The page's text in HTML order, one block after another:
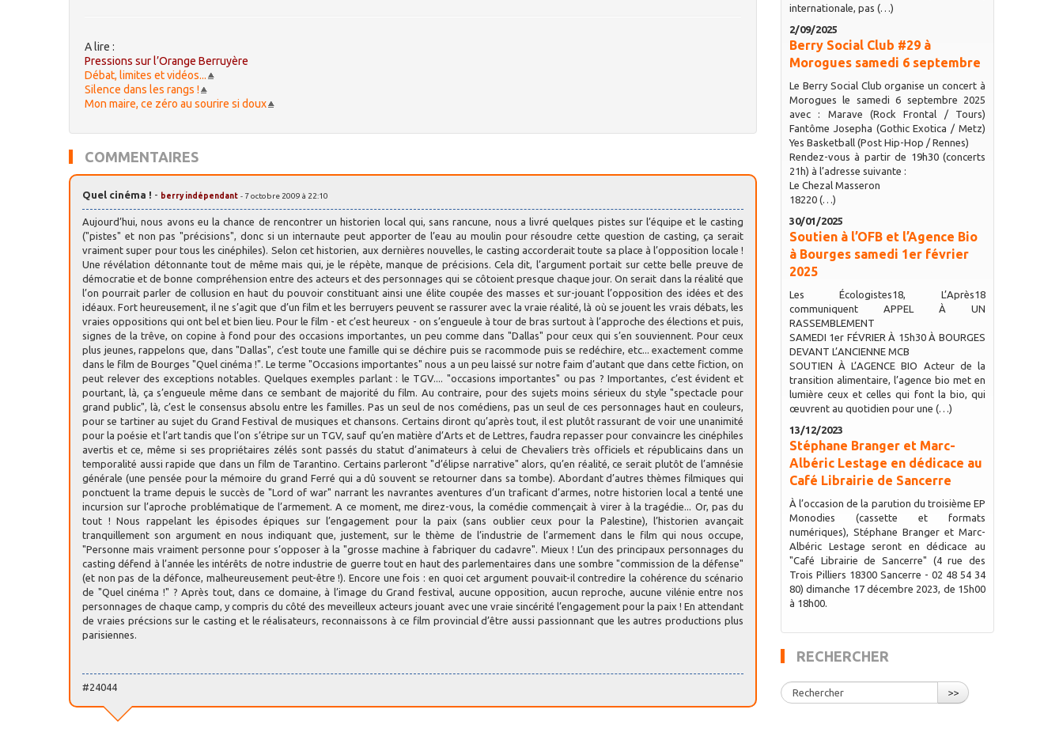
A lire :
Pressions sur l’Orange Berruyère
Débat, limites et vidéos...
Silence dans les rangs !
Mon maire, ce zéro au sourire si doux
COMMENTAIRES
Quel cinéma ! - berry indépendant - 7 octobre 2009 à 22:10
Aujourd’hui, nous avons eu la chance de rencontrer un historien local qui, sans rancune, nous a livré quelques pistes sur l’équipe et le casting
("pistes" et non pas "précisions", donc si un internaute peut apporter de l’eau au moulin pour résoudre cette question de casting, ça serait
vraiment super pour tous les cinéphiles). Selon cet historien, aux dernières nouvelles, le casting accorderait toute sa place à l’opposition locale !
Une révélation détonnante tout de même mais qui, je le répète, manque de précisions. Cela dit, l’argument portait sur cette belle preuve de
démocratie et de bonne compréhension entre des acteurs et des personnages qui se côtoient presque chaque jour. On serait dans la réalité que
l’on pourrait parler de collusion en haut du pouvoir constituant ainsi une élite coupée des masses et sur-jouant l’opposition des idées et des
idéaux. Fort heureusement, il ne s’agit que d’un film et les berruyers peuvent se rassurer avec la vraie réalité, là où se jouent les vrais débats, les
vraies oppositions qui ont bel et bien lieu. Pour le film - et c’est heureux - on s’engueule à tour de bras surtout à l’approche des élections et puis,
signes de la trêve, on copine à fond pour des occasions importantes, un peu comme dans "Dallas" pour ceux qui s’en souviennent. Pour ceux
plus jeunes, rappelons que, dans "Dallas", c’est toute une famille qui se déchire puis se racommode puis se redéchire, etc... exactement comme
dans le film de Bourges "Quel cinéma !". Le terme "Occasions importantes" nous a un peu laissé sur notre faim d’autant que dans cette fiction, on
peut relever des exceptions notables. Quelques exemples parlant : le TGV.... "occasions importantes" ou pas ? Importantes, c’est évident et
pourtant, là, ça s’engueule même dans ce sembant de majorité du film. Au contraire, pour des sujets moins sérieux du style "spectacle pour
grand public", là, c’est le consensus absolu entre les familles. Pas un seul de nos comédiens, pas un seul de ces personnages haut en couleurs,
pour se tartiner au sujet du Grand Festival de musiques et chansons. Certains diront qu’après tout, il est plutôt rassurant de voir une unanimité
pour la poésie et l’art tandis que l’on s’étripe sur un TGV, sauf qu’en matière d’Arts et de Lettres, faudra repasser pour convaincre les cinéphiles
avertis et ce, même si ses propriétaires zélés sont passés du statut d’animateurs à celui de Chevaliers très officiels et républicains dans un
temporalité aussi rapide que dans un film de Tarantino. Certains parleront "d’élipse narrative" alors, qu’en réalité, ce serait plutôt de l’amnésie
générale (une pensée pour la mémoire du grand Ferré qui a dû souvent se retourner dans sa tombe). Abordant d’autres thèmes filmiques qui
ponctuent la trame depuis le succès de "Lord of war" narrant les navrantes aventures d’un traficant d’armes, notre historien local a tenté une
incursion sur l’aproche problématique de l’armement. A ce moment, me direz-vous, la comédie commençait à virer à la tragédie... Or, pas du
tout ! Nous rappelant les épisodes épiques sur l’engagement pour la paix (sans oublier ceux pour la Palestine), l’historien avançait
tranquillement son argument en nous indiquant que, justement, sur le thème de l’industrie de l’armement dans le film qui nous occupe,
"Personne mais vraiment personne pour s’opposer à la "grosse machine à fabriquer du cadavre". Mieux ! L’un des principaux personnages du
casting défend à l’année les intérêts de notre industrie de guerre tout en haut des parlementaires dans une sombre "commission de la défense"
(et non pas de la défonce, malheureusement peut-être !). Encore une fois : en quoi cet argument pouvait-il contredire la cohérence du scénario
de "Quel cinéma !" ? Après tout, dans ce domaine, à l’image du Grand festival, aucune opposition, aucun reproche, aucune vilénie entre nos
personnages de chaque camp, y compris du côté des meveilleux acteurs jouant avec une vraie sincérité l’engagement pour la paix ! En attendant
de vraies précsions sur le casting et le réalisateurs, reconnaissons à ce film provincial d’être aussi passionnant que les autres productions plus
parisiennes.
#24044
internationale, pas (…)
2/09/2025
Berry Social Club #29 à
Morogues samedi 6 septembre
Le Berry Social Club organise un concert à
Morogues le samedi 6 septembre 2025
avec : Marave (Rock Frontal / Tours)
Fantôme Josepha (Gothic Exotica / Metz)
Yes Basketball (Post Hip-Hop / Rennes)
Rendez-vous à partir de 19h30 (concerts
21h) à l’adresse suivante :
Le Chezal Masseron
18220 (…)
30/01/2025
Soutien à l’OFB et l’Agence Bio
à Bourges samedi 1er février
2025
Les Écologistes18, L’Après18
communiquent APPEL À UN
RASSEMBLEMENT
SAMEDI 1er FÉVRIER À 15h30 À BOURGES
DEVANT L’ANCIENNE MCB
SOUTIEN À L’AGENCE BIO Acteur de la
transition alimentaire, l’agence bio met en
lumière ceux et celles qui font la bio, qui
œuvrent au quotidien pour une (…)
13/12/2023
Stéphane Branger et Marc-
Albéric Lestage en dédicace au
Café Librairie de Sancerre
À l’occasion de la parution du troisième EP
Monodies (cassette et formats
numériques), Stéphane Branger et Marc-
Albéric Lestage seront en dédicace au
"Café Librairie de Sancerre" (4 rue des
Trois Pilliers 18300 Sancerre - 02 48 54 34
80) dimanche 17 décembre 2023, de 15h00
à 18h00.
RECHERCHER
>>